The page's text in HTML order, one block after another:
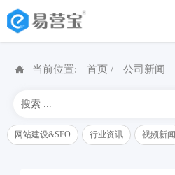
 当前位置: 首页 / 公司新闻
网站建设&SEO 行业资讯 视频新闻